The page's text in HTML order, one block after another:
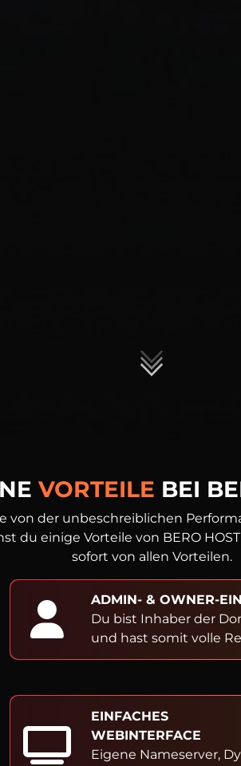
VORTEILE BEI
von der unbeschreiblichen
du einige Vorteile von BERO
sofort von allen Vorteilen.
ADMIN- & OWNER-
Du bist Inhaber der
und hast somit volle
EINFACHES
WEBINTERFACE
Eigene Nameserver,